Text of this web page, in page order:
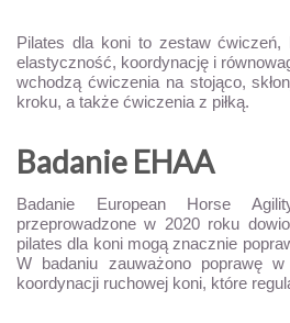
Pilates dla koni to zestaw ćwiczeń,
elastyczność, koordynację i
wchodzą ćwiczenia na stojąco,
kroku, a także ćwiczenia z piłką.
Badanie EHAA
Badanie European Horse
przeprowadzone w 2020 roku
pilates dla koni mogą znacznie
W badaniu zauważono poprawę
koordynacji ruchowej koni, które